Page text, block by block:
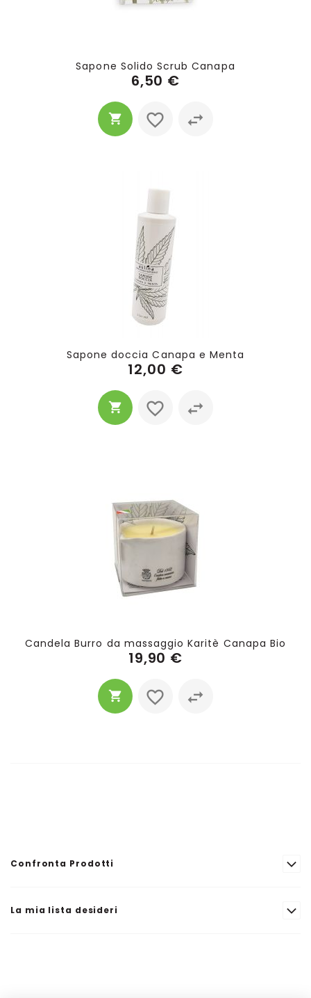
Sapone Solido Scrub Canapa
6,50 €
Sapone doccia Canapa e Menta
12,00 €
Candela Burro da massaggio Karitè Canapa Bio
19,90 €
Confronta Prodotti
La mia lista desideri